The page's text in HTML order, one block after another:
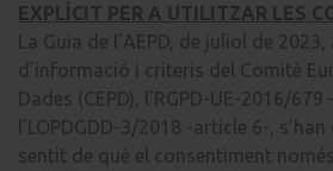
EXPLÍCIT PER A UTILITZAR LES
La Guia de l’AEPD, de juliol de
d’informació i criteris del Comitè
Dades (CEPD), l’RGPD-UE-2016/
l’LOPDGDD-3/2018 -article 6-,
sentit de què el consentiment